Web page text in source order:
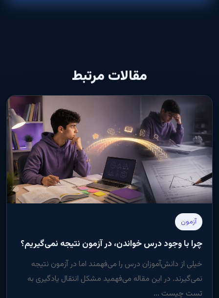
مقالات مرتبط
آزمون
چرا با وجود درس خواندن، در آزمون نتیجه نمی‌گیریم؟
خیلی از دانش‌آموزان درس را می‌فهمند اما در آزمون نتیجه
نمی‌گیرند. در این مقاله می‌فهمید مشکل انتقال یادگیری به
تست چیست ...